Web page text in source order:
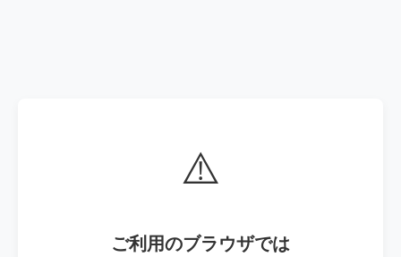
⚠️
ご利用のブラウザでは